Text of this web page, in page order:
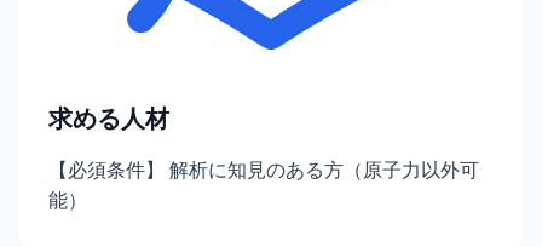
求める人材
【必須条件】 解析に知見のある方（原子力以外可
能）